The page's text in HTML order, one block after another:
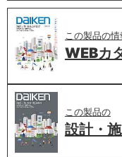
この製品の情
WEBカ
この製品の
設計・